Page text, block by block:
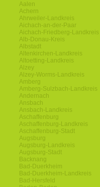
Aalen
Achern
Ahrweiler-Landkreis
Aichach-an-der-Paar
Aichach-Friedberg-Landkreis
Alb-Donau-Kreis
Albstadt
Altenkirchen-Landkreis
Altoetting-Landkreis
Alzey
Alzey-Worms-Landkreis
Amberg
Amberg-Sulzbach-Landkreis
Andernach
Ansbach
Ansbach-Landkreis
Aschaffenburg
Aschaffenburg-Landkreis
Aschaffenburg-Stadt
Augsburg
Augsburg-Landkreis
Augsburg-Stadt
Backnang
Bad-Duerkheim
Bad-Duerkheim-Landkreis
Bad-Hersfeld